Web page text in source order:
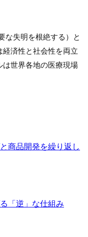
な失明を根絶する）と
済性と社会性を両立
は世界各地の医療現場
商品開発を繰り返し
「逆」な仕組み